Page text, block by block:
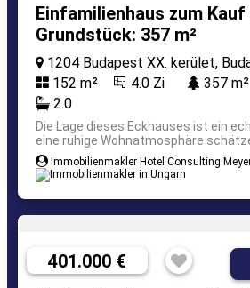
Einfamilienhaus zum
Grundstück: 357 m²
1204 Budapest XX. kerület,
152 m²
4.0 Zi 357 m²
2.0
Die Lage dieses Eckhauses ist ein
eine ruhige Wohnatmosphäre
Immobilienmakler Hotel Consulting
401.000 €